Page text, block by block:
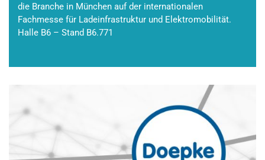
die Branche in München auf der internationalen
Fachmesse für Ladeinfrastruktur und Elektromobilität.
Halle B6 – Stand B6.771